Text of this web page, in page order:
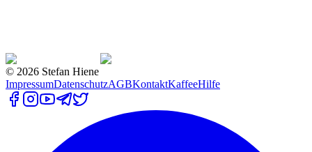
© 2026 Stefan Hiene
ImpressumDatenschutzAGBKontaktKaffeeHilfe